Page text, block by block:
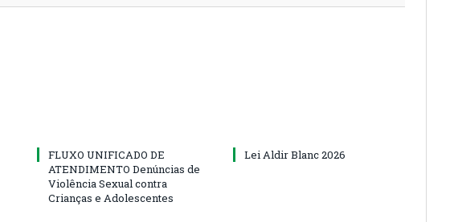
FLUXO UNIFICADO DE
ATENDIMENTO Denúncias de
Violência Sexual contra
Crianças e Adolescentes
Lei Aldir Blanc 2026